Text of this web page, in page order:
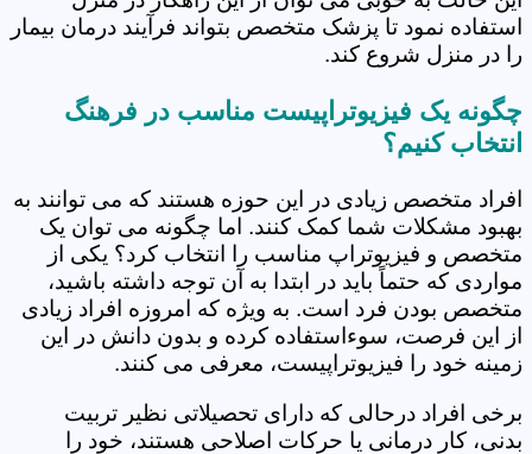
استفاده نمود تا پزشک متخصص بتواند فرآیند درمان بیمار
را در منزل شروع کند.
چگونه یک فیزیوتراپیست مناسب در فرهنگ
انتخاب کنیم؟
افراد متخصص زیادی در این حوزه هستند که می توانند به
بهبود مشکلات شما کمک کنند. اما چگونه می توان یک
متخصص و فیزیوتراپ مناسب را انتخاب کرد؟ یکی از
مواردی که حتماً باید در ابتدا به آن توجه داشته باشید،
متخصص بودن فرد است. به ویژه که امروزه افراد زیادی
از این فرصت، سوءاستفاده کرده و بدون دانش در این
زمینه خود را فیزیوتراپیست، معرفی می کنند.
برخی افراد درحالی که دارای تحصیلاتی نظیر تربیت
بدنی، کار درمانی یا حرکات اصلاحی هستند، خود را